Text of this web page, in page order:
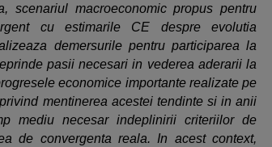
scenariul macroeconomic propus pentru
cu estimarile CE despre evolutia
demersurile pentru participarea la
pasii necesari in vederea aderarii la
economice importante realizate pe
mentinerea acestei tendinte si in anii
mediu necesar indeplinirii criteriilor de
de convergenta reala. In acest context,